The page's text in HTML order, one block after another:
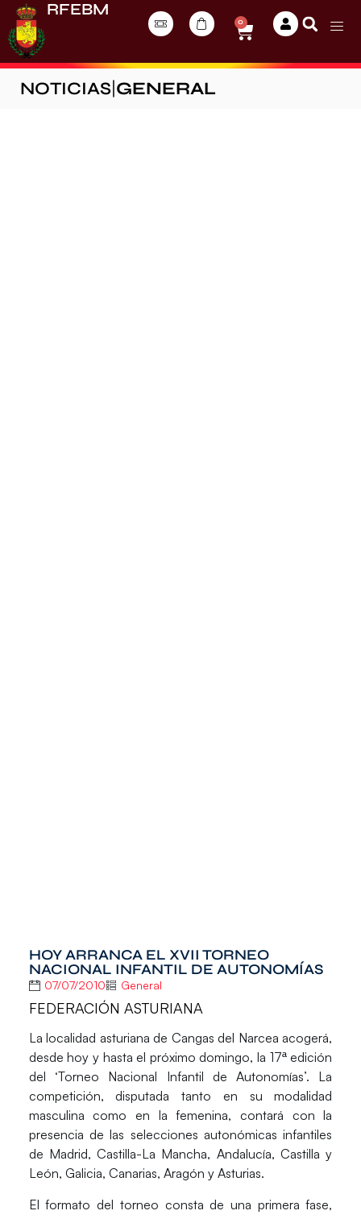
RFEBM
0
NOTICIAS GENERAL
HOY ARRANCA EL XVII TORNEO
NACIONAL INFANTIL DE AUTONOMÍAS
07/07/2010 General
FEDERACIÓN ASTURIANA
La localidad asturiana de Cangas del Narcea acogerá,
desde hoy y hasta el próximo domingo, la 17ª edición
del ‘Torneo Nacional Infantil de Autonomías’. La
competición, disputada tanto en su modalidad
masculina como en la femenina, contará con la
presencia de las selecciones autonómicas infantiles
de Madrid, Castilla-La Mancha, Andalucía, Castilla y
León, Galicia, Canarias, Aragón y Asturias.
El formato del torneo consta de una primera fase,